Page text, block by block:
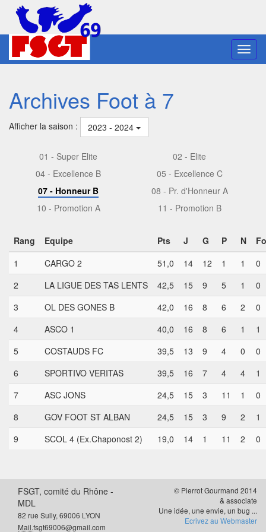
Archives Foot à 7
Afficher la saison : 2023 - 2024
01 - Super Elite
02 - Elite
04 - Excellence B
05 - Excellence C
07 - Honneur B
08 - Pr. d'Honneur A
10 - Promotion A
11 - Promotion B
Rang Equipe Pts J G P N
1
CARGO 2 51,0 14 12 1 1
0
2
LA LIGUE DES TAS LENTS 42,5 15 9 5 1
0
3
OL DES GONES B 42,0 16 8 6 2
0
4
ASCO 1 40,0 16 8 6 1
1
5
COSTAUDS FC 39,5 13 9 4 0
0
6
SPORTIVO VERITAS 39,5 16 7 4 4
1
7
ASC JONS 24,5 15 3 11 1
0
8
GOV FOOT ST ALBAN 24,5 15 3 9 2
1
9
SCOL 4 (Ex.Chaponost 2) 19,0 14 1 11 2 0
FSGT, comité du Rhône -
MDL
82 rue Sully, 69006 LYON
Mail.fsgt69006@gmail.com
© Pierrot Gourmand 2014
& associate
Une idée, une envie, un bug ...
Ecrivez au Webmaster